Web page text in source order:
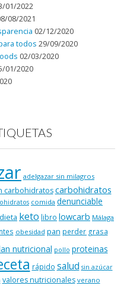
01/2022
08/2021
02/12/2020
todos 29/09/2020
02/03/2020
01/2020
adelgazar sin milagros
carbohidratos carbohidratos
comida denunciable
keto libro lowcarb Málaga
obesidad pan perder grasa
nutricional pollo proteinas
rápido salud sin azúcar
valores nutricionales verano